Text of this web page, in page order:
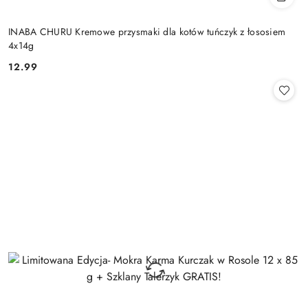
INABA CHURU Kremowe przysmaki dla kotów tuńczyk z łososiem
4x14g
Cena:
12.99